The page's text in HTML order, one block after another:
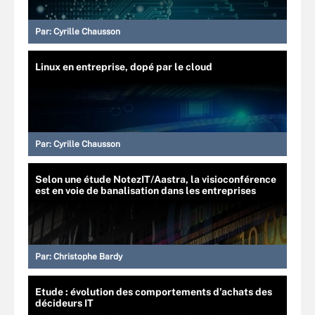
Par: Cyrille Chausson
Linux en entreprise, dopé par le cloud
Par: Cyrille Chausson
Selon une étude NotezIT/Aastra, la visioconférence
est en voie de banalisation dans les entreprises
Par: Christophe Bardy
Etude : évolution des comportements d’achats des
décideurs IT